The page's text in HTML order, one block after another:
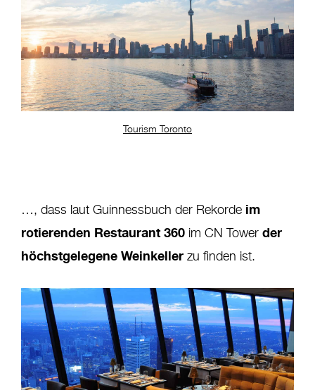
Tourism Toronto
…, dass laut Guinnessbuch der Rekorde im
rotierenden Restaurant 360 im CN Tower der
höchstgelegene Weinkeller zu finden ist.